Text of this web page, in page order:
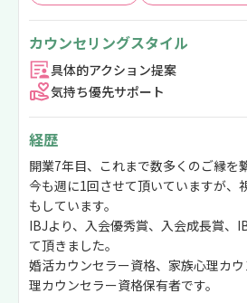
カウンセリングスタイル
具体的アクション提案
気持ち優先サポート
経歴
開業7年目、これまで数多くのご縁を
今も週に1回させて頂いていますが、
もしています。
IBJより、入会優秀賞、入会成長賞、
て頂きました。
婚活カウンセラー資格、家族心理カ
理カウンセラー資格保有者です。